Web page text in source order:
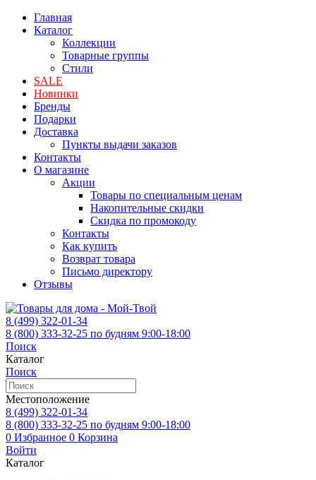
Главная
Каталог
Коллекции
Товарные группы
Стили
SALE
Новинки
Бренды
Подарки
Доставка
Пункты выдачи заказов
Контакты
О магазине
Акции
Товары по специальным ценам
Накопительные скидки
Скидка по промокоду
Контакты
Как купить
Возврат товара
Письмо директору
Отзывы
8 (499) 322-01-34
8 (800) 333-32-25 по будням 9:00-18:00
Поиск
Каталог
Поиск
Местоположение
8 (499) 322-01-34
8 (800) 333-32-25 по будням 9:00-18:00
0 Избранное 0 Корзина
Войти
Каталог